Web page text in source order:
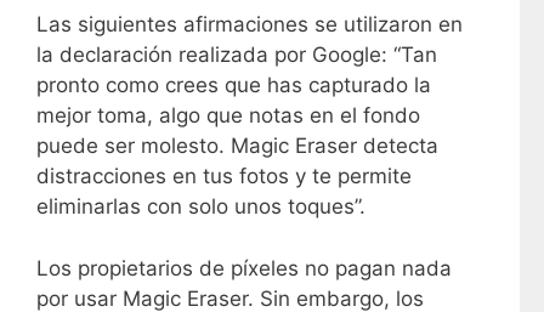
Las siguientes afirmaciones se utilizaron en
la declaración realizada por Google: “Tan
pronto como crees que has capturado la
mejor toma, algo que notas en el fondo
puede ser molesto. Magic Eraser detecta
distracciones en tus fotos y te permite
eliminarlas con solo unos toques”.
Los propietarios de píxeles no pagan nada
por usar Magic Eraser. Sin embargo, los